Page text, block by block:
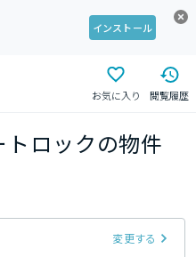
インストール
お気に入り 閲覧履歴
トロックの物件
変更する